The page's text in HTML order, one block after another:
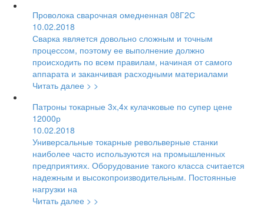
Проволока сварочная омедненная 08Г2С
10.02.2018
Сварка является довольно сложным и точным
процессом, поэтому ее выполнение должно
происходить по всем правилам, начиная от самого
аппарата и заканчивая расходными материалами
Читать далее > >
Патроны токарные 3х,4х кулачковые по супер цене
12000р
10.02.2018
Универсальные токарные револьверные станки
наиболее часто используются на промышленных
предприятиях. Оборудование такого класса считается
надежным и высокопроизводительным. Постоянные
нагрузки на
Читать далее > >